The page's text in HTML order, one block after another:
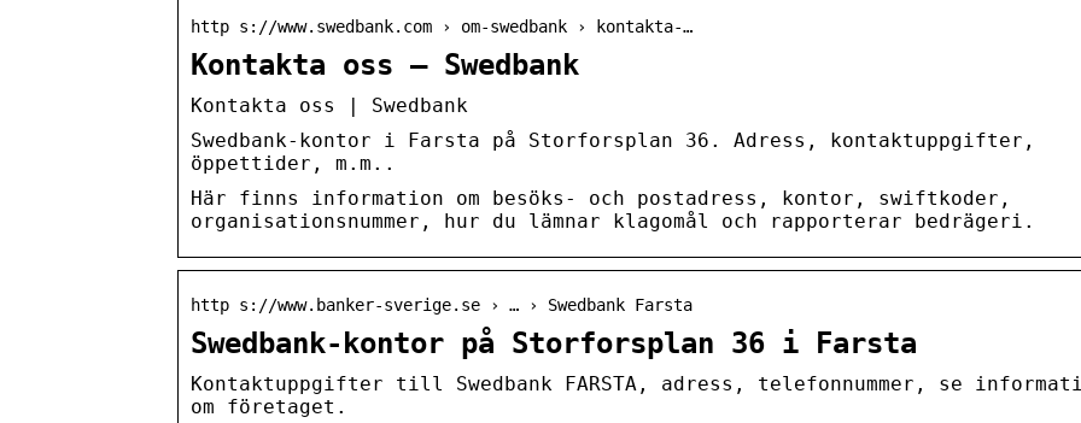
http s://www.swedbank.com › om-swedbank › kontakta-…
Kontakta oss – Swedbank
Kontakta oss | Swedbank
Swedbank-kontor i Farsta på Storforsplan 36. Adress, kontaktuppgifter,
öppettider, m.m..
Här finns information om besöks- och postadress, kontor, swiftkoder,
organisationsnummer, hur du lämnar klagomål och rapporterar bedrägeri.
http s://www.banker-sverige.se › … › Swedbank Farsta
Swedbank-kontor på Storforsplan 36 i Farsta
Kontaktuppgifter till Swedbank FARSTA, adress, telefonnummer, se
om företaget.